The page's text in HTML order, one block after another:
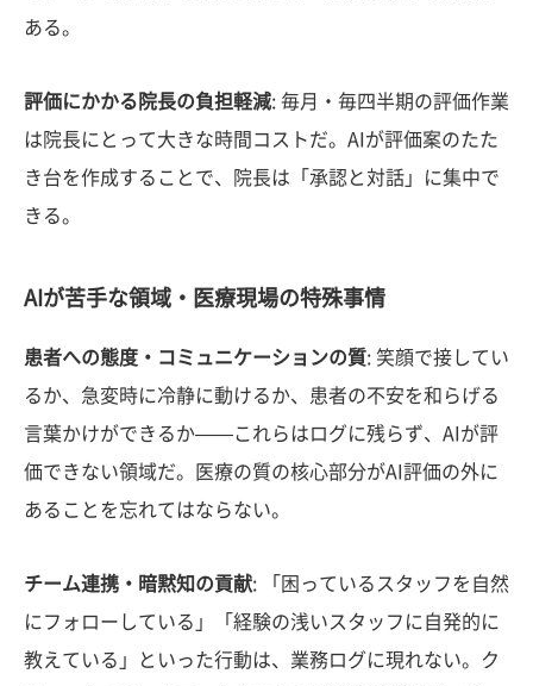
ある。
評価にかかる院長の負担軽減: 毎月・毎四半期の評価作業
は院長にとって大きな時間コストだ。AIが評価案のたた
き台を作成することで、院長は「承認と対話」に集中で
きる。
AIが苦手な領域・医療現場の特殊事情
患者への態度・コミュニケーションの質: 笑顔で接してい
るか、急変時に冷静に動けるか、患者の不安を和らげる
言葉かけができるか——これらはログに残らず、AIが評
価できない領域だ。医療の質の核心部分がAI評価の外に
あることを忘れてはならない。
チーム連携・暗黙知の貢献: 「困っているスタッフを自然
にフォローしている」「経験の浅いスタッフに自発的に
教えている」といった行動は、業務ログに現れない。ク